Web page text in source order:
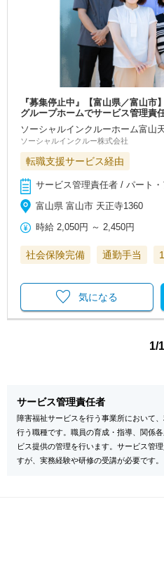
『募集停止中』【富山県／富山
グループホームでサービス管理責
ソーシャルインクルーホーム富山
ソーシャルインクルー株式会社
転職支援サービス経由
サービス管理責任者 / パート・
富山県 富山市 天正寺1360
時給 2,050円 ～ 2,450円
社会保険完備 通勤手当
気になる
1/1
サービス管理責任者
障害福祉サービスを行う事業所において
行う職種です。職員の育成・指導、関係
ビス提供の管理を行います。サービス管
すが、実務経験や研修の受講が必要です。